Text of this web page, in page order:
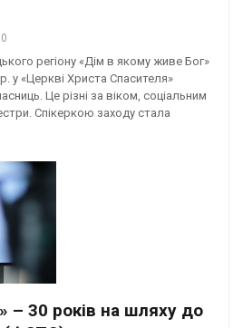
0
регіону «Дім в якому живе Бог»
у «Церкві Христа Спасителя»
Це різні за віком, соціальним
Спікеркою заходу стала
– 30 років на шляху до